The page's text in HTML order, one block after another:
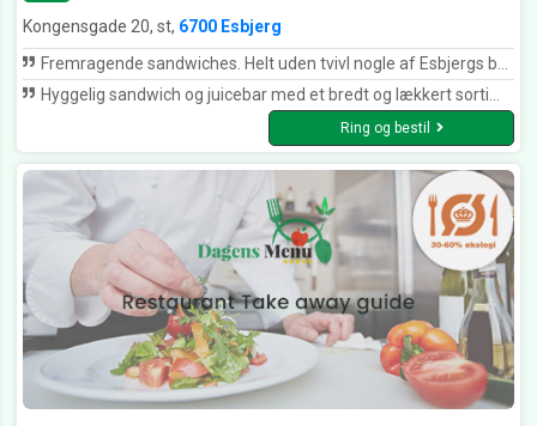
Kongensgade 20, st, 6700 Esbjerg
Fremragende sandwiches. Helt uden tvivl nogle af Esbjergs bedste!
Hyggelig sandwich og juicebar med et bredt og lækkert sortiment. Man designer ganske enkelt sin egen mad.
Ring og bestil